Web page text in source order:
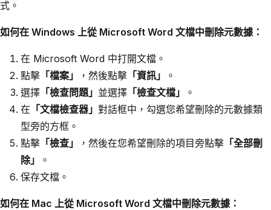
式。
如何在 Windows 上從 Microsoft Word 文檔中刪除元數據：
在 Microsoft Word 中打開文檔。
點擊「檔案」 ，然後點擊「資訊」
。
選擇「檢查問題」 並選擇「檢查文檔」
。
在 「文檔檢查器」 對話框中，勾選您希望刪除的元數據類
型旁的方框。
點擊「檢查」 ，然後在您希望刪除的項目旁點擊「全部刪
除」
。
保存文檔。
如何在 Mac 上從 Microsoft Word 文檔中刪除元數據：